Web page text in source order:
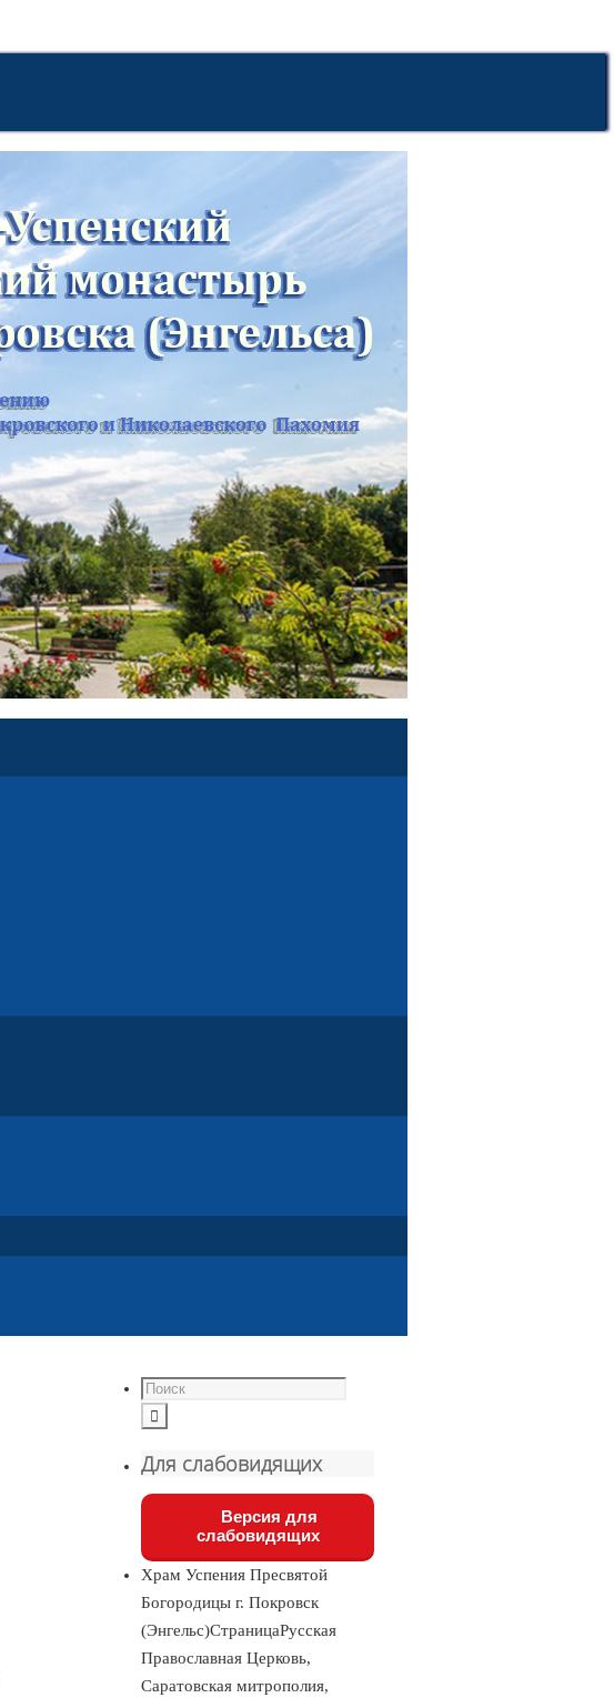
Для слабовидящих
Версия для
слабовидящих
Храм Успения Пресвятой
Богородицы г. Покровск
(Энгельс)СтраницаРусская
Православная Церковь,
Саратовская митрополия,